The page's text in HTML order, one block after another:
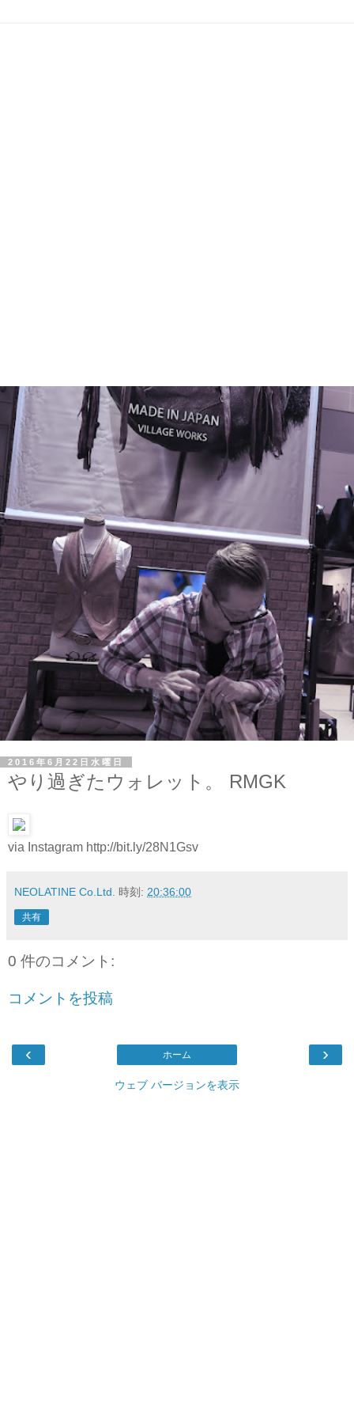
2016年6月22日水曜日
やり過ぎたウォレット。 RMGK
via Instagram http://bit.ly/28N1Gsv
NEOLATINE Co.Ltd. 時刻: 20:36:00
共有
0 件のコメント:
コメントを投稿
‹ ›
ホーム
ウェブ バージョンを表示